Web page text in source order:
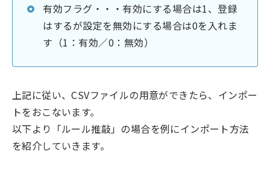
有効フラグ・・・有効にする場合は1、登録
はするが設定を無効にする場合は0を入れま
す（1：有効／0：無効）
上記に従い、CSVファイルの用意ができたら、インポー
トをおこないます。
以下より「ルール推敲」の場合を例にインポート方法
を紹介していきます。